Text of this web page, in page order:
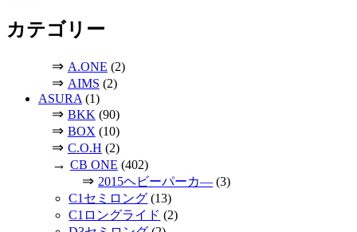
カテゴリー
⇒ A.ONE (2)
⇒ AIMS (2)
ASURA (1)
⇒ BKK (90)
⇒ BOX (10)
⇒ C.O.H (2)
→ CB ONE (402)
⇒ 2015ヘビーパーカ― (3)
C1セミロング (13)
C1ロングライド (2)